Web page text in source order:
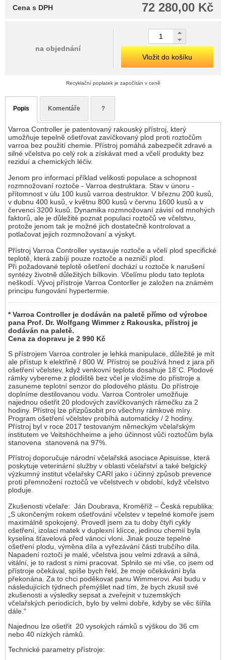
72 280,00 Kč
Cena s DPH
na objednání
Vložit do košíku
Recyklační poplatek je započítán v ceně
Popis Komentáře ?
Varroa Controller je patentovaný rakouský přístroj, který
umožňuje tepelně ošetřovat zavíčkovaný plod proti roztočům
varroa bez použití chemie. Přístroj pomáhá zabezpečit zdravé a
silné včelstva po celý rok a získávat med a včelí produkty bez
reziduí a chemických léčiv.
Jenom pro informaci příklad velikosti populace a schopnost
rozmnožovaní roztoče - Varroa destruktara. Stav v únoru -
přítomnost v úlu 100 kusů varroa destruktor. V březnu 200 kusů,
v dubnu 400 kusů, v květnu 800 kusů v červnu 1600 kusů a v
červenci 3200 kusů. Dynamika rozmnožovaní závisí od mnohých
faktorů, ale je důležité poznat populaci roztočů ve včelstvu,
protože jenom tak je možné jich dostatečně kontrolovat a
potlačovat jejich rozmnožovaní a výskyt.
Přístroj Varroa Controller vystavuje roztoče a včelí plod specifické
teplotě, která zabíjí pouze roztoče a nezničí plod.
Při požadované teplotě ošetření dochází u roztoče k narušení
syntézy životně důležitých bílkovin. Včelímu plodu tato teplota
neškodí. Vývoj přístroje Varroa Contorller je založen na známém
principu fungování hypertermie.
* Varroa Controller je dodáván na paletě přímo od výrobce
pana Prof. Dr. Wolfgang Wimmer z Rakouska, přístroj je
dodáván na paletě.
Cena za dopravu je 2 990 Kč
S přístrojem Varroa controler je lehká manipulace, důležité je mít
ale přístup k elektřině / 800 W. Přístroj se používá hned z jara při
ošetření včelstev, když venkovní teplota dosahuje 18´C. Plodové
rámky vybereme z plodiště bez včel je vložíme do přistroje a
zasuneme teplotní senzor do plodového plástu. Do přístroje
doplníme destilovanou vodu. Varroa Controler umožňuje
najednou ošetřit 20 plodových zavíčkovaných rámečku za 2
hodiny. Přístroj lze přizpůsobit pro všechny rámkové míry.
Program ošetření včelstev probíhá automaticky / 2 hodiny.
Přístroj byl v roce 2017 testovaným německým včelařským
institutem ve Veitshöchheime a jeho účinnost vůči roztočům byla
stanovena stanovená na 97%.
Přístroj doporučuje národní včelařská asociace Apisuisse, která
poskytuje veterinární služby v oblasti včelařství a také belgický
výzkumný institut včelařsky CARI jako i účinný způsob prevence
proti přemnožení roztočů ve včelstvech v období, když včelstvo
ploduje.
Zkušenosti včelaře: Ján Doubrava, Kroměříž – Česká republika:
„S ukončeným rokem ošetřování včelstev v tepelné komoře jsem
maximálně spokojený. Provedl jsem za tu doby čtyři cykly
ošetření, izolaci matek v duplexní klícce, jedinou chemií byla
kyselina šťavelová před vánoci vloni. Jinak pouze tepelné
ošetření plodu, výměna díla a vyřezávání části trubčího díla.
Napadení roztoči je malé, včelstva jsou velmi zdravá a silná,
vitální, je to radost s nimi pracovat. Splnilo se mi vše, co jsem od
přístroje očekával, spíše bych řekl, že moje očekávání byla
překonána. Za to chci poděkovat panu Wimmerovi. Asi budu v
následujících týdnech přemýšlet nad tím, že bych zkusil své
zkušenosti a výsledky sepsat a zveřejnit v tuzemských
včelařských periodicích, bylo by velmi dobře, kdyby se věc šířila
dále.“
Najednou lze ošetřit 20 vysokých rámků s výškou do 36 cm
nebo 40 nízkých rámků.
Technické parametry přístroje: